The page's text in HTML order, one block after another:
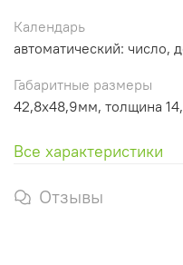
Календарь
автоматический: число,
Габаритные размеры
42,8x48,9мм, толщина
Все характеристики
Отзывы